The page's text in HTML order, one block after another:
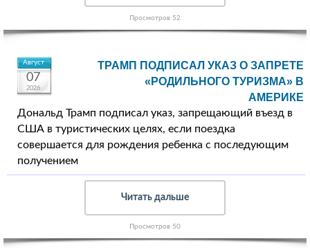
Просмотров 52
Август
07
2026
ТРАМП ПОДПИСАЛ УКАЗ О ЗАПРЕТЕ
«РОДИЛЬНОГО ТУРИЗМА» В
АМЕРИКЕ
Дональд Трамп подписал указ, запрещающий въезд в
США в туристических целях, если поездка
совершается для рождения ребенка с последующим
получением
Читать дальше
Просмотров 50